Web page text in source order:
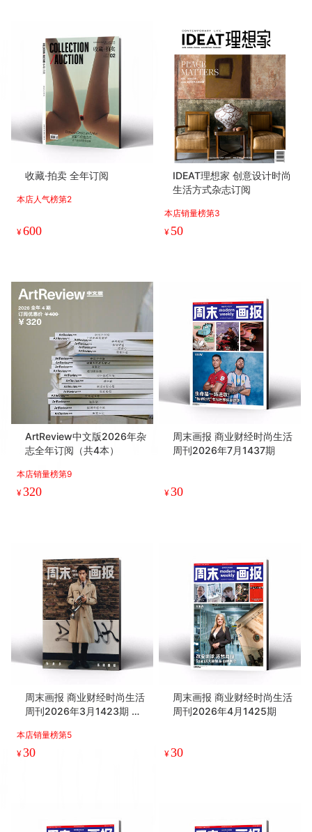
收藏·拍卖 全年订阅
本店人气榜第2
¥600
IDEAT理想家 创意设计时尚
生活方式杂志订阅
本店销量榜第3
¥ 50
ArtReview中文版2026年杂
志全年订阅（共4本）
本店销量榜第9
¥320
周末画报 商业财经时尚生活
周刊2026年7月1437期
¥30
周末画报 商业财经时尚生活
周刊2026年3月1423期 张
本店销量榜第5
¥30
周末画报 商业财经时尚生活
周刊2026年4月1425期
¥30